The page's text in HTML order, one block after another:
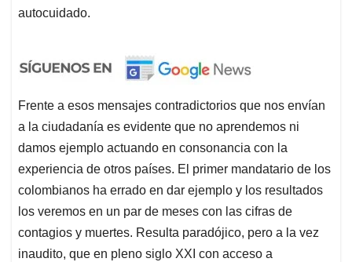
autocuidado.
Frente a esos mensajes contradictorios que nos envían
a la ciudadanía es evidente que no aprendemos ni
damos ejemplo actuando en consonancia con la
experiencia de otros países. El primer mandatario de los
colombianos ha errado en dar ejemplo y los resultados
los veremos en un par de meses con las cifras de
contagios y muertes. Resulta paradójico, pero a la vez
inaudito, que en pleno siglo XXI con acceso a